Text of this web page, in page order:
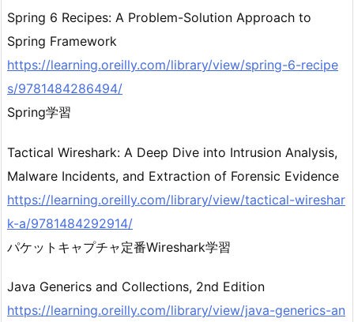
Spring 6 Recipes: A Problem-Solution Approach to
Spring Framework
https://learning.oreilly.com/library/view/spring-6-recipe
s/9781484286494/
Spring学習
Tactical Wireshark: A Deep Dive into Intrusion Analysis,
Malware Incidents, and Extraction of Forensic Evidence
https://learning.oreilly.com/library/view/tactical-wireshar
k-a/9781484292914/
パケットキャプチャ定番Wireshark学習
Java Generics and Collections, 2nd Edition
https://learning.oreilly.com/library/view/java-generics-an